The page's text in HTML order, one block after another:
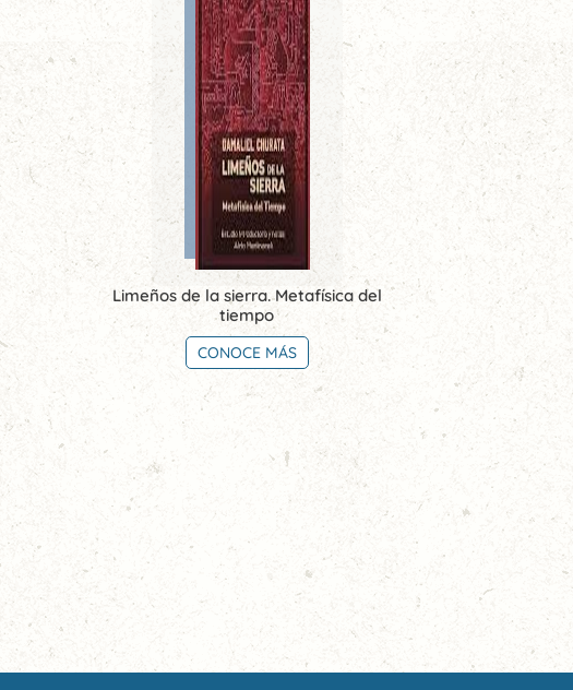
Limeños de la sierra. Metafísica del
tiempo
CONOCE MÁS